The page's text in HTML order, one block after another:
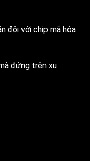
với chip mã hóa
đứng trên xu